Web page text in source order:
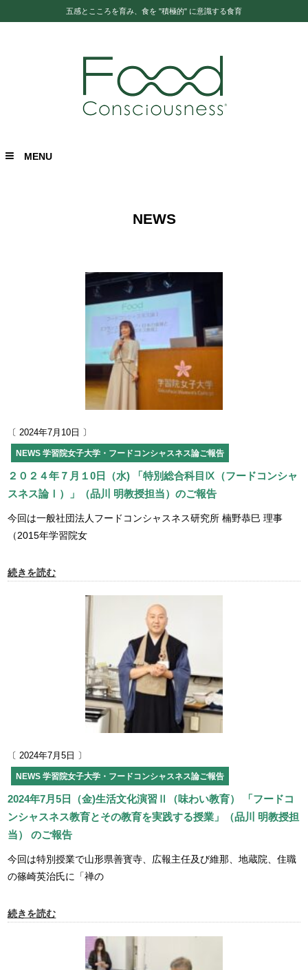
五感とこころを育み、食を "積極的" に意識する食育
MENU
NEWS
〔 2024年7月10日 〕
NEWS 学習院女子大学・フードコンシャスネス論ご報告
２０２４年７月１0日（水) 「特別総合科目Ⅸ（フードコンシャ
スネス論Ⅰ）」（品川 明教授担当）のご報告
今回は一般社団法人フードコンシャスネス研究所 楠野恭巳 理事
（2015年学習院女
続きを読む
〔 2024年7月5日 〕
NEWS 学習院女子大学・フードコンシャスネス論ご報告
2024年7月5日（金)生活文化演習Ⅱ（味わい教育） 「フードコ
ンシャスネス教育とその教育を実践する授業」（品川 明教授担
当） のご報告
今回は特別授業で山形県善寳寺、広報主任及び維那、地蔵院、住職
の篠崎英治氏に「禅の
続きを読む